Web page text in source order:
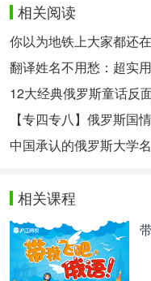
На выявлении
основывается и
навязчивого сна.
форме и
точностью до
нужно как бы
на поспешное
безмерный океан,
подогретую воду…
и самому себе
相关阅读
你以为地铁上大家都还
翻译姓名不用愁：超实
12大经典俄罗斯童话反
【专四专八】俄罗斯国
相关课程